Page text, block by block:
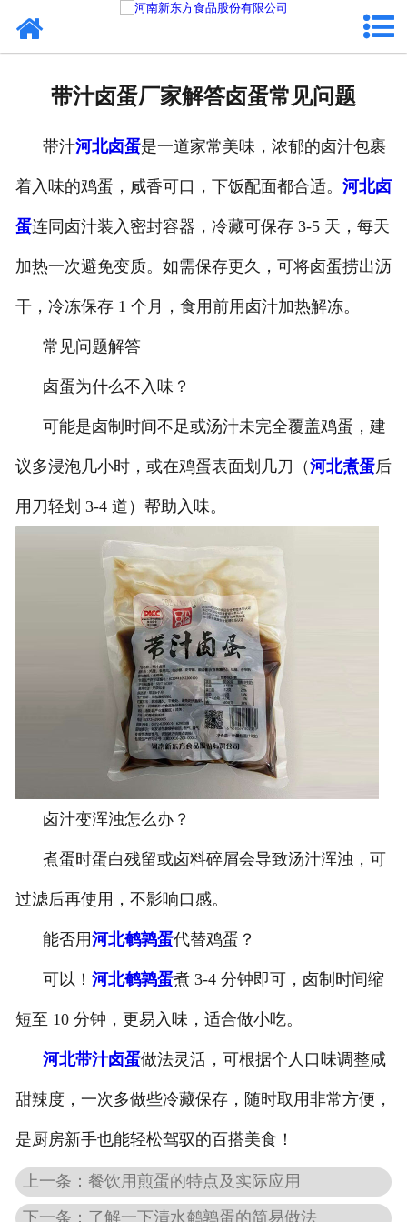
加入新东方
联系我们
带汁卤蛋厂家解答卤蛋常见问题
带汁河北卤蛋是一道家常美味，浓郁的卤汁包裹
着入味的鸡蛋，咸香可口，下饭配面都合适。 河北卤
蛋连同卤汁装入密封容器，冷藏可保存 3-5 天，每天
加热一次避免变质。如需保存更久，可将卤蛋捞出沥
干，冷冻保存 1 个月，食用前用卤汁加热解冻。
常见问题解答
卤蛋为什么不入味？
可能是卤制时间不足或汤汁未完全覆盖鸡蛋，建
议多浸泡几小时，或在鸡蛋表面划几刀（河北煮蛋后
用刀轻划 3-4 道）帮助入味。
卤汁变浑浊怎么办？
煮蛋时蛋白残留或卤料碎屑会导致汤汁浑浊，可
过滤后再使用，不影响口感。
能否用河北鹌鹑蛋代替鸡蛋？
可以！ 河北鹌鹑蛋煮 3-4 分钟即可，卤制时间缩
短至 10 分钟，更易入味，适合做小吃。
河北带汁卤蛋做法灵活，可根据个人口味调整咸
甜辣度，一次多做些冷藏保存，随时取用非常方便，
是厨房新手也能轻松驾驭的百搭美食！
上一条：餐饮用煎蛋的特点及实际应用
下一条：了解一下清水鹌鹑蛋的简易做法